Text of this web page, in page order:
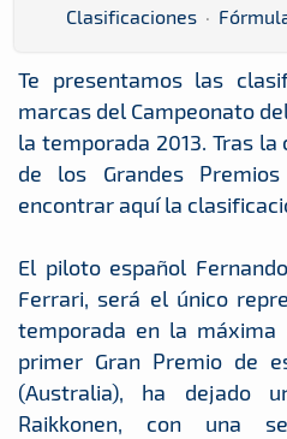
Clasificaciones ·
Te presentamos las
marcas del Campeonato
la temporada 2013. Tras
de los Grandes
encontrar aquí la
El piloto español
Ferrari, será el único
temporada en la
primer Gran Premio de
(Australia), ha dejado
Raikkonen, con una